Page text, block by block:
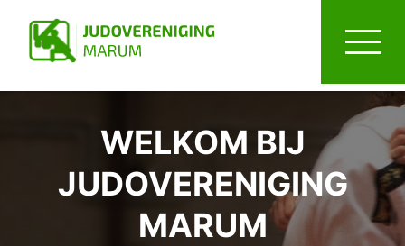
WELKOM BIJ
JUDOVERENIGING
MARUM